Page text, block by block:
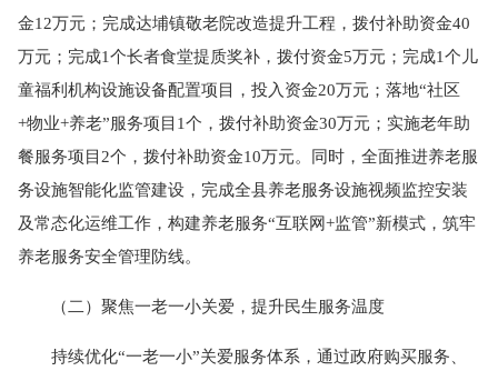
金12万元；完成达埔镇敬老院改造提升工程，拨付补助资金40
万元；完成1个长者食堂提质奖补，拨付资金5万元；完成1个儿
童福利机构设施设备配置项目，投入资金20万元；落地“社区
+物业+养老”服务项目1个，拨付补助资金30万元；实施老年助
餐服务项目2个，拨付补助资金10万元。同时，全面推进养老服
务设施智能化监管建设，完成全县养老服务设施视频监控安装
及常态化运维工作，构建养老服务“互联网+监管”新模式，筑牢
养老服务安全管理防线。
（二）聚焦一老一小关爱，提升民生服务温度
持续优化“一老一小”关爱服务体系，通过政府购买服务、